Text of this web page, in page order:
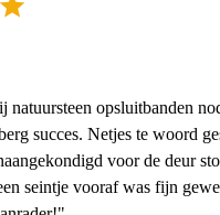
opsluitbanden
succes. Netjes te woord
voor de deur
seintje vooraf was fijn